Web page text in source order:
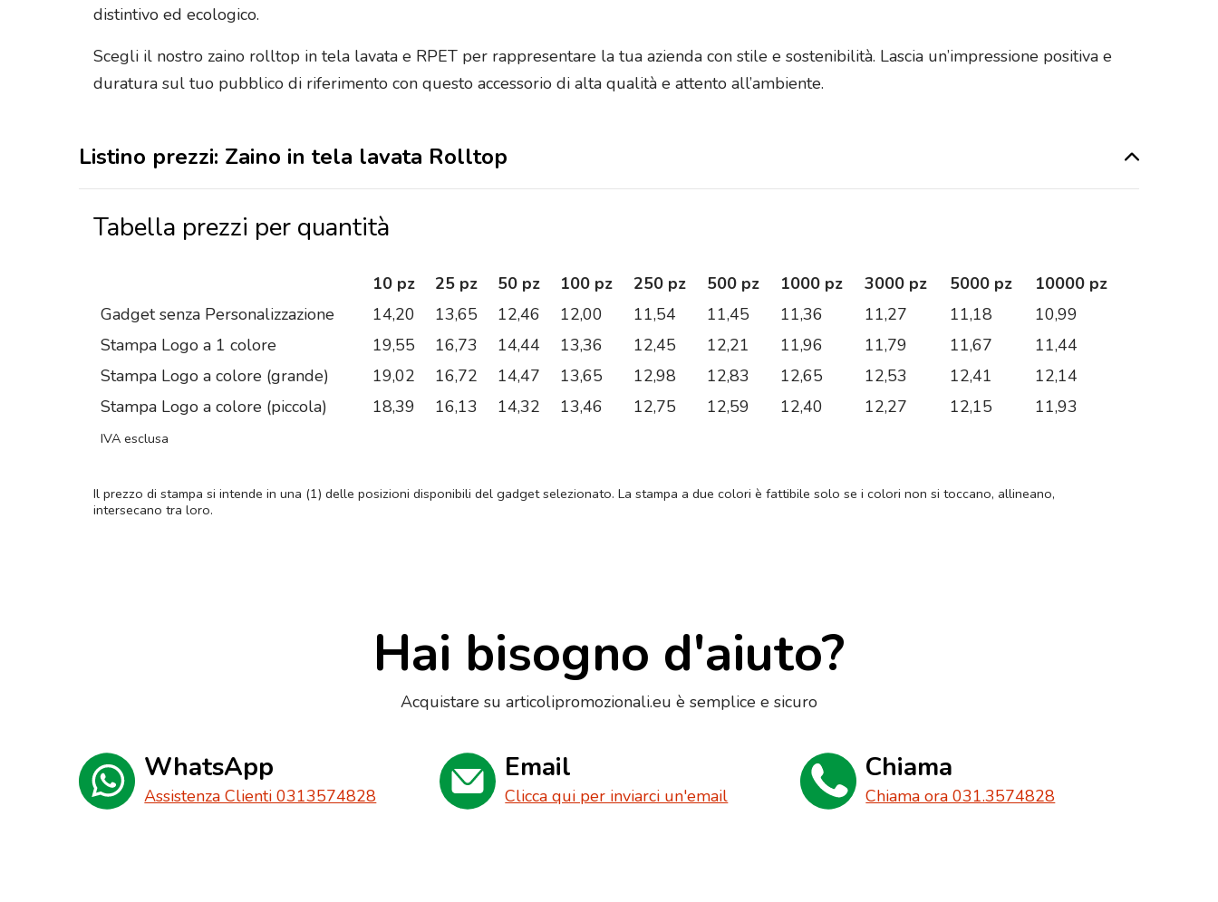
distintivo ed ecologico.
Scegli il nostro zaino rolltop in tela lavata e RPET per rappresentare la tua azienda con stile e sostenibilità. Lascia un’impressione positiva e
duratura sul tuo pubblico di riferimento con questo accessorio di alta qualità e attento all’ambiente.
Listino prezzi: Zaino in tela lavata Rolltop
Tabella prezzi per quantità
10 pz 25 pz 50 pz 100 pz 250 pz 500 pz 1000 pz 3000 pz 5000 pz
10000 pz
Gadget senza Personalizzazione
14,20 13,65 12,46 12,00 11,54 11,45 11,36 11,27 11,18
10,99
Stampa Logo a 1 colore
19,55 16,73 14,44 13,36 12,45 12,21 11,96 11,79 11,67
11,44
Stampa Logo a colore (grande)
19,02 16,72 14,47 13,65 12,98 12,83 12,65 12,53 12,41
12,14
Stampa Logo a colore (piccola)
18,39 16,13 14,32 13,46 12,75 12,59 12,40 12,27 12,15 11,93
IVA esclusa
Il prezzo di stampa si intende in una (1) delle posizioni disponibili del gadget selezionato. La stampa a due colori è fattibile solo se i colori non si toccano, allineano,
intersecano tra loro.
Hai bisogno d'aiuto?
Acquistare su articolipromozionali.eu è semplice e sicuro
WhatsApp
Assistenza Clienti 0313574828
Email
Clicca qui per inviarci un'email
Chiama
Chiama ora 031.3574828